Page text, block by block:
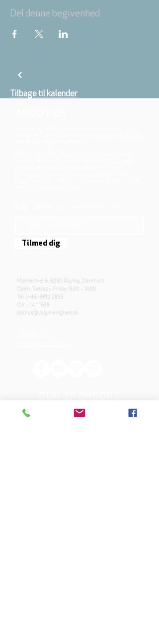
Del denne begivenhed
Tilbage til kalender
Tilmed dig
Mjølnersvej 6, 8230 Åbyhøj, Denmark
Open: Tuesday-Friday 9:30 - 14:00
Tel: (+45) 8612 2835
Cvr .: 14111638
aarhus@valgmenighed.dk